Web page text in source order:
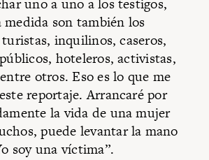
uno a uno a los testigos,
medida son también los
turistas, inquilinos, caseros,
hoteleros, activistas,
otros. Eso es lo que me
reportaje. Arrancaré por
la vida de una mujer
puede levantar la mano
soy una víctima”.